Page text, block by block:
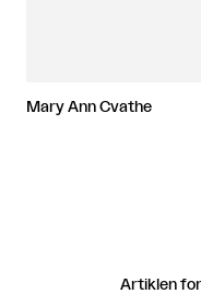
Mary Ann Cvathe
Artiklen